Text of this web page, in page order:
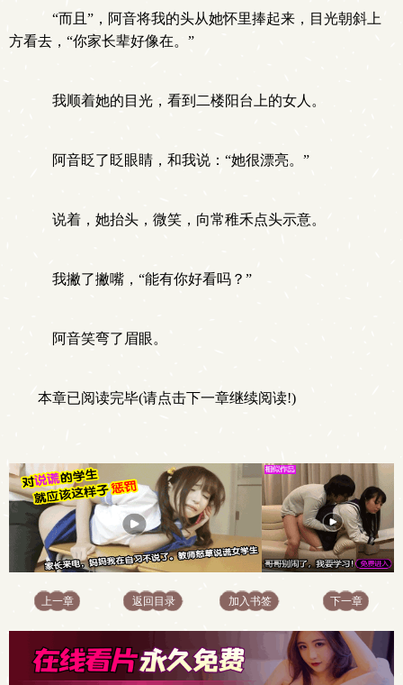
“而且”，阿音将我的头从她怀里捧起来，目光朝斜上
方看去，“你家长辈好像在。”
我顺着她的目光，看到二楼阳台上的女人。
阿音眨了眨眼睛，和我说：“她很漂亮。”
说着，她抬头，微笑，向常稚禾点头示意。
我撇了撇嘴，“能有你好看吗？”
阿音笑弯了眉眼。
本章已阅读完毕(请点击下一章继续阅读!)
上一章 返回目录 加入书签 下一章